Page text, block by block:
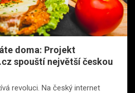
doma: Projekt
spouští největší českou
revoluci. Na český internet